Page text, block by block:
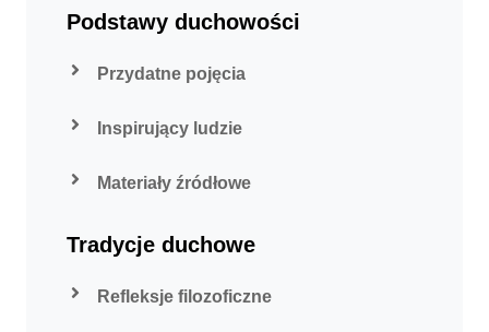
Podstawy duchowości
Przydatne pojęcia
Inspirujący ludzie
Materiały źródłowe
Tradycje duchowe
Refleksje filozoficzne